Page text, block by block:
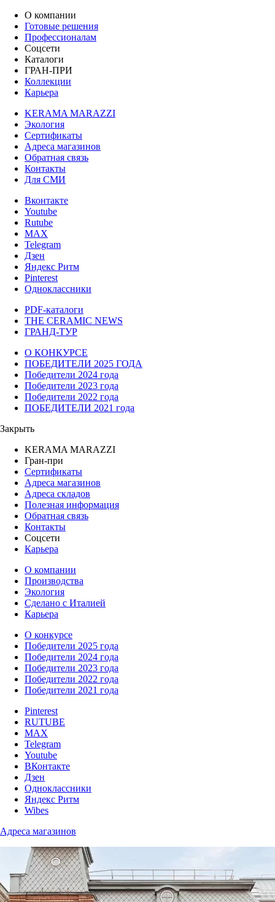
О компании
Готовые решения
Профессионалам
Соцсети
Каталоги
ГРАН-ПРИ
Коллекции
Карьера
KERAMA MARAZZI
Экология
Сертификаты
Адреса магазинов
Обратная связь
Контакты
Для СМИ
Вконтакте
Youtube
Rutube
MAX
Telegram
Дзен
Яндекс Ритм
Pinterest
Одноклассники
PDF-каталоги
THE CERAMIC NEWS
ГРАНД-ТУР
О КОНКУРСЕ
ПОБЕДИТЕЛИ 2025 ГОДА
Победители 2024 года
Победители 2023 года
Победители 2022 года
ПОБЕДИТЕЛИ 2021 года
Закрыть
KERAMA MARAZZI
Гран-при
Сертификаты
Адреса магазинов
Адреса складов
Полезная информация
Обратная связь
Контакты
Соцсети
Карьера
О компании
Производства
Экология
Сделано с Италией
Карьера
О конкурсе
Победители 2025 года
Победители 2024 года
Победители 2023 года
Победители 2022 года
Победители 2021 года
Pinterest
RUTUBE
MAX
Telegram
Youtube
ВКонтакте
Дзен
Одноклассники
Яндекс Ритм
Wibes
Адреса магазинов